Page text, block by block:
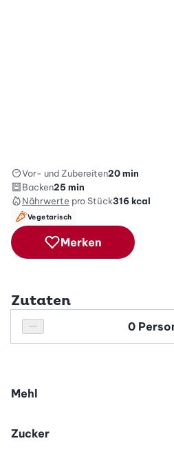
Vor- und Zubereiten20 min
Backen25 min
Nährwerte pro Stück316kcal
Vegetarisch
Merken
Zutaten
Personenanzahl verringern
Personenanzahl
Mehl
Zucker